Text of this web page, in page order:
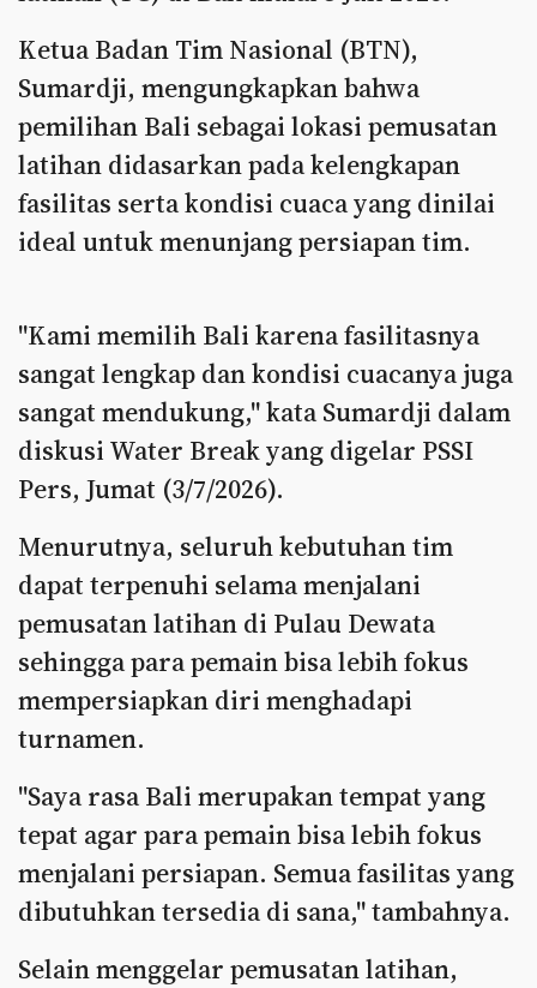
Ketua Badan Tim Nasional (BTN),
Sumardji, mengungkapkan bahwa
pemilihan Bali sebagai lokasi pemusatan
latihan didasarkan pada kelengkapan
fasilitas serta kondisi cuaca yang dinilai
ideal untuk menunjang persiapan tim.
"Kami memilih Bali karena fasilitasnya
sangat lengkap dan kondisi cuacanya juga
sangat mendukung," kata Sumardji dalam
diskusi Water Break yang digelar PSSI
Pers, Jumat (3/7/2026).
Menurutnya, seluruh kebutuhan tim
dapat terpenuhi selama menjalani
pemusatan latihan di Pulau Dewata
sehingga para pemain bisa lebih fokus
mempersiapkan diri menghadapi
turnamen.
"Saya rasa Bali merupakan tempat yang
tepat agar para pemain bisa lebih fokus
menjalani persiapan. Semua fasilitas yang
dibutuhkan tersedia di sana," tambahnya.
Selain menggelar pemusatan latihan,